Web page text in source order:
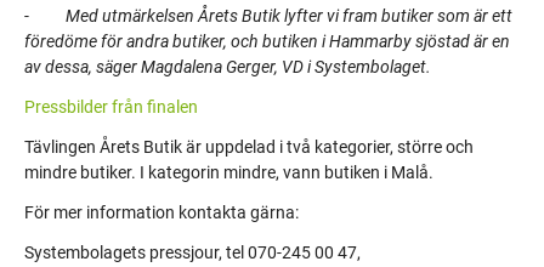
-
Med utmärkelsen Årets Butik lyfter vi fram butiker som är ett
föredöme för andra butiker, och butiken i Hammarby sjöstad är en
av dessa, säger Magdalena Gerger, VD i Systembolaget.
Pressbilder från finalen
Tävlingen Årets Butik är uppdelad i två kategorier, större och
mindre butiker. I kategorin mindre, vann butiken i Malå.
För mer information kontakta gärna:
Systembolagets pressjour, tel 070-245 00 47,